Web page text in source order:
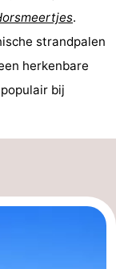
.
strandpalen
herkenbare
bij